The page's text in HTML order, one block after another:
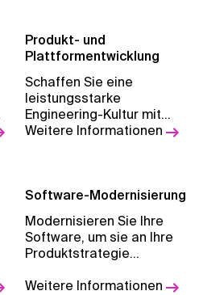
Produkt- und
Plattformentwicklung
Schaffen Sie eine
leistungsstarke
Engineering-Kultur mit
modernen Tools, agilen
Weitere Informationen
Software-Modernisierung
Modernisieren Sie Ihre
Software, um sie an Ihre
Produktstrategie
Geschäftsziele zu
Weitere Informationen